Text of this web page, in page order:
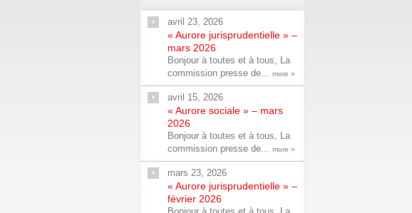
avril 23, 2026
« Aurore jurisprudentielle » –
mars 2026
Bonjour à toutes et à tous, La
commission presse de... more »
avril 15, 2026
« Aurore sociale » – mars
2026
Bonjour à toutes et à tous, La
commission presse de... more »
mars 23, 2026
« Aurore jurisprudentielle » –
février 2026